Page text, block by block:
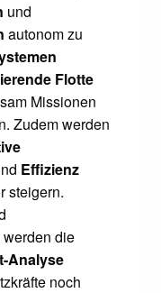
und
autonom zu
Flotte
Missionen
Zudem werden
Effizienz
steigern.
werden die
Analyse
noch